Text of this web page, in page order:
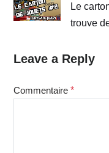
Le
trouve
Leave a Reply
Commentaire *